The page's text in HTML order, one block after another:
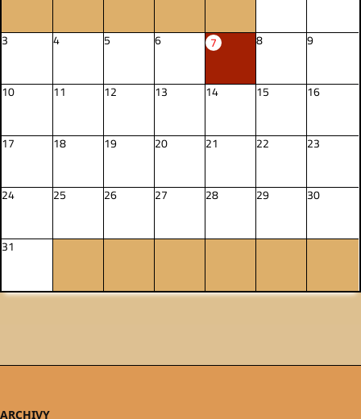
3 4 5 6 7 8 9
10 11 12 13 14 15 16
17 18 19 20 21 22 23
24 25 26 27 28 29 30
31
ARCHIVY